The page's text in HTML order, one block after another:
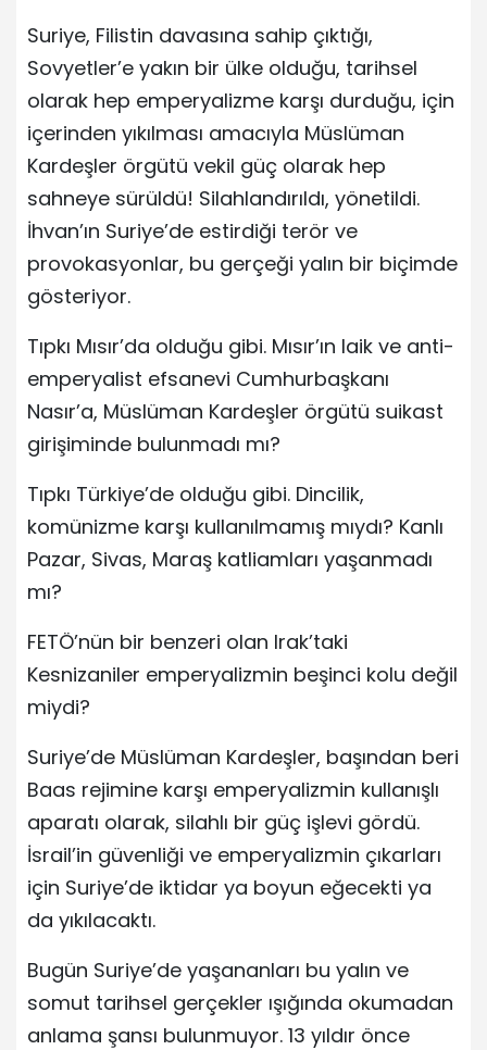
Suriye, Filistin davasına sahip çıktığı,
Sovyetler’e yakın bir ülke olduğu, tarihsel
olarak hep emperyalizme karşı durduğu, için
içerinden yıkılması amacıyla Müslüman
Kardeşler örgütü vekil güç olarak hep
sahneye sürüldü! Silahlandırıldı, yönetildi.
İhvan’ın Suriye’de estirdiği terör ve
provokasyonlar, bu gerçeği yalın bir biçimde
gösteriyor.
Tıpkı Mısır’da olduğu gibi. Mısır’ın laik ve anti-
emperyalist efsanevi Cumhurbaşkanı
Nasır’a, Müslüman Kardeşler örgütü suikast
girişiminde bulunmadı mı?
Tıpkı Türkiye’de olduğu gibi. Dincilik,
komünizme karşı kullanılmamış mıydı? Kanlı
Pazar, Sivas, Maraş katliamları yaşanmadı
mı?
FETÖ’nün bir benzeri olan Irak’taki
Kesnizaniler emperyalizmin beşinci kolu değil
miydi?
Suriye’de Müslüman Kardeşler, başından beri
Baas rejimine karşı emperyalizmin kullanışlı
aparatı olarak, silahlı bir güç işlevi gördü.
İsrail’in güvenliği ve emperyalizmin çıkarları
için Suriye’de iktidar ya boyun eğecekti ya
da yıkılacaktı.
Bugün Suriye’de yaşananları bu yalın ve
somut tarihsel gerçekler ışığında okumadan
anlama şansı bulunmuyor. 13 yıldır önce